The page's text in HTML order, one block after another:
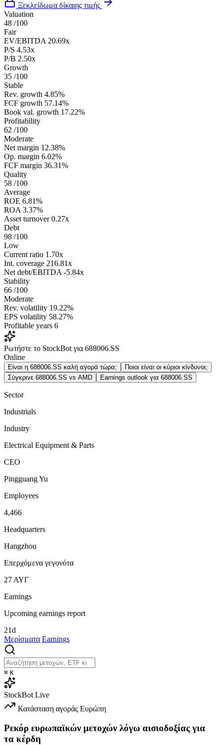
Ξεκλείδωμα δίκαιης τιμής
Valuation
48 /100
Fair
EV/EBITDA 20.69x
P/S 4.53x
P/B 2.50x
Growth
35 /100
Stable
Rev. growth 4.85%
FCF growth 57.14%
Book val. growth 17.22%
Profitability
62 /100
Moderate
Net margin 12.38%
Op. margin 6.02%
FCF margin 36.31%
Quality
58 /100
Average
ROE 6.81%
ROA 3.37%
Asset turnover 0.27x
Debt
98 /100
Low
Current ratio 1.70x
Int. coverage 216.81x
Net debt/EBITDA -5.84x
Stability
66 /100
Moderate
Rev. volatility 19.22%
EPS volatility 58.27%
Profitable years 6
Ρωτήστε το StockBot για 688006.SS
Online
Είναι η 688006.SS καλή αγορά τώρα;
Ποιοι είναι οι κύριοι κίνδυνοι;
Σύγκρινε 688006.SS vs AMD
Earnings outlook για 688006.SS
Sector
Industrials
Industry
Electrical Equipment & Parts
CEO
Pingguang Yu
Employees
4,466
Headquarters
Hangzhou
Επερχόμενα γεγονότα
27 ΑΥΓ
Earnings
Upcoming earnings report
21d
Μερίσματα Earnings
⌘ K
StockBot Live
Κατάσταση αγοράς Ευρώπη
Ρεκόρ ευρωπαϊκών μετοχών λόγω αισιοδοξίας για
τα κέρδη